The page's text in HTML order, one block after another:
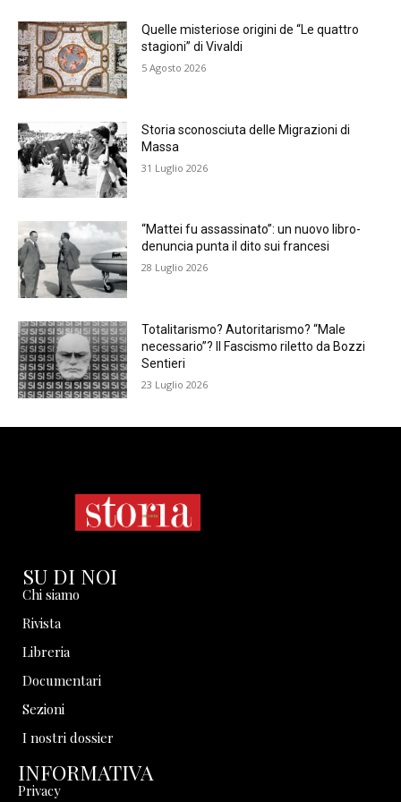
Quelle misteriose origini de “Le quattro
stagioni” di Vivaldi
5 Agosto 2026
Storia sconosciuta delle Migrazioni di
Massa
31 Luglio 2026
“Mattei fu assassinato”: un nuovo libro-
denuncia punta il dito sui francesi
28 Luglio 2026
Totalitarismo? Autoritarismo? “Male
necessario”? Il Fascismo riletto da Bozzi
Sentieri
23 Luglio 2026
SU DI NOI
Chi siamo
Rivista
Libreria
Documentari
Sezioni
I nostri dossier
INFORMATIVA
Privacy